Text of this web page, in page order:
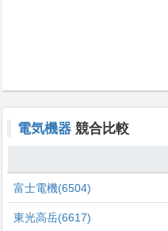
電気機器 競合比較
富士電機(6504)
東光高岳(6617)